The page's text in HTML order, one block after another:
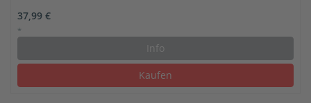
37,99 €
*
Info
Kaufen